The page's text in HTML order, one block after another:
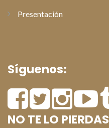
Presentación
Síguenos:
NO TE LO PIERDAS